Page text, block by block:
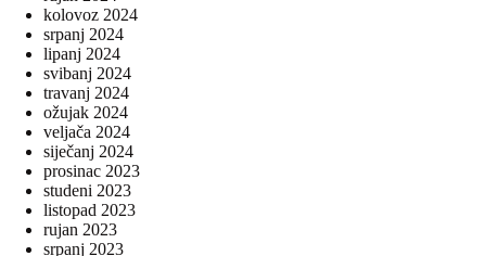
kolovoz 2024
srpanj 2024
lipanj 2024
svibanj 2024
travanj 2024
ožujak 2024
veljača 2024
siječanj 2024
prosinac 2023
studeni 2023
listopad 2023
rujan 2023
srpanj 2023